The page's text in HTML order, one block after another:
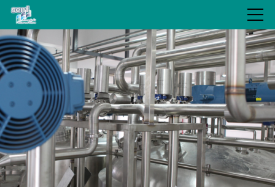
JUBILÄUM
LEISTUNGEN
REFERENZEN
BLOG